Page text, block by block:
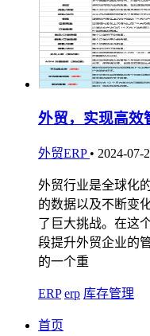
外贸，实现高效
外贸ERP • 2024-07-
外贸行业是全球化
的数据以及不断变
了巨大挑战。在这
段提升外贸企业的
的一个重
ERP erp 库存管理
首页